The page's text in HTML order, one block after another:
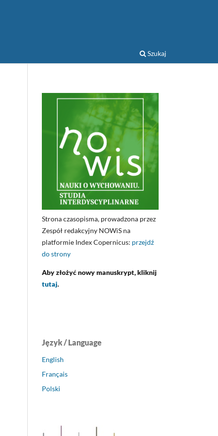
Szukaj
Strona czasopisma, prowadzona przez
Zespół redakcyjny NOWiS na
platformie Index Copernicus: przejdź
do strony
Aby złożyć nowy manuskrypt, kliknij
tutaj.
Język / Language
English
Français
Polski